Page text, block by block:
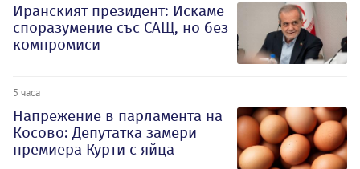
Иранският президент: Искаме
споразумение със САЩ, но без
компромиси
5 часа
Напрежение в парламента на
Косово: Депутатка замери
премиера Курти с яйца